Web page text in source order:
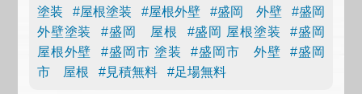
塗装
#屋根塗装 #屋根外壁 #盛岡 外壁
#盛岡
外壁塗装
#盛岡 屋根 #盛岡 屋根塗装
#盛岡
屋根外壁
#盛岡市 塗装 #盛岡市 外壁
#盛岡
市 屋根
#見積無料 #足場無料